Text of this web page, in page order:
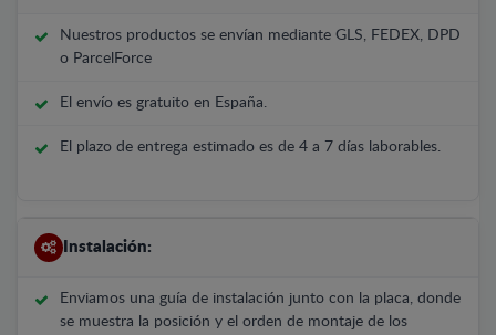
Nuestros productos se envían mediante GLS, FEDEX, DPD
o ParcelForce
El envío es gratuito en España.
El plazo de entrega estimado es de 4 a 7 días laborables.
Instalación:
Enviamos una guía de instalación junto con la placa, donde
se muestra la posición y el orden de montaje de los